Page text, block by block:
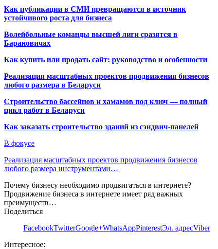
Как публикации в СМИ превращаются в источник
устойчивого роста для бизнеса
Волейбольные команды высшей лиги сразятся в
Барановичах
Как купить или продать сайт: руководство и особенности
Реализация масштабных проектов продвижения бизнесов
любого размера в Беларуси
Строительство бассейнов и хамамов под ключ — полный
цикл работ в Беларуси
Как заказать строительство зданий из сэндвич-панелей
В фокусе
Реализация масштабных проектов продвижения бизнесов
любого размера инструментами…
Почему бизнесу необходимо продвигаться в интернете?
Продвижение бизнеса в интернете имеет ряд важных
преимуществ…
Поделиться
FacebookTwitterGoogle+WhatsAppPinterestЭл. адресViber
Интересное: